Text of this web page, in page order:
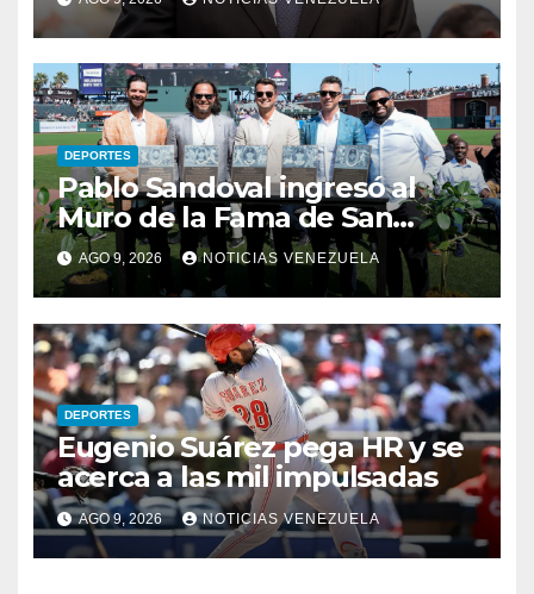
DEPORTES
Pablo Sandoval ingresó al
Muro de la Fama de San
Francisco
AGO 9, 2026 NOTICIAS VENEZUELA
DEPORTES
Eugenio Suárez pega HR y se
acerca a las mil impulsadas
AGO 9, 2026 NOTICIAS VENEZUELA